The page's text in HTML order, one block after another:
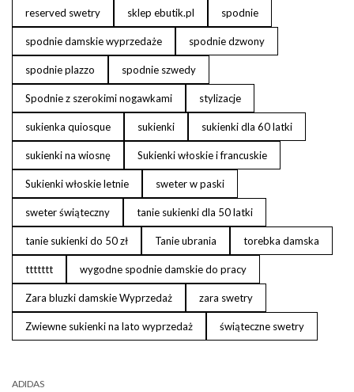
reserved swetry sklep ebutik.pl spodnie
spodnie damskie wyprzedaże spodnie dzwony
spodnie plazzo spodnie szwedy
Spodnie z szerokimi nogawkami stylizacje
sukienka quiosque sukienki sukienki dla 60 latki
sukienki na wiosnę Sukienki włoskie i francuskie
Sukienki włoskie letnie sweter w paski
sweter świąteczny tanie sukienki dla 50 latki
tanie sukienki do 50 zł Tanie ubrania torebka damska
ttttttt wygodne spodnie damskie do pracy
Zara bluzki damskie Wyprzedaż zara swetry
Zwiewne sukienki na lato wyprzedaż świąteczne swetry
ADIDAS